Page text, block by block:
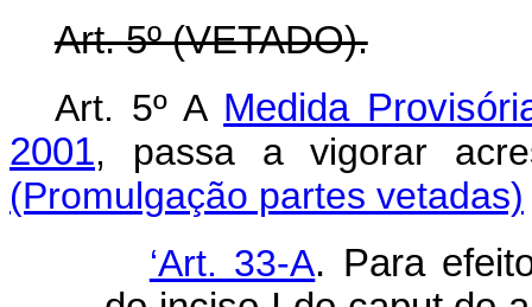
Art. 5º (VETADO).
Art. 5º A Medida
2001, passa a vigorar
(Promulgação partes vetadas)
‘Art. 33-A. Para